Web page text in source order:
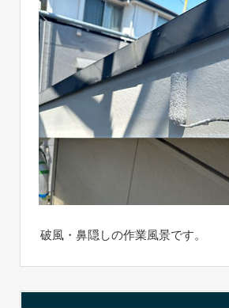
破風・鼻隠しの作業風景です。